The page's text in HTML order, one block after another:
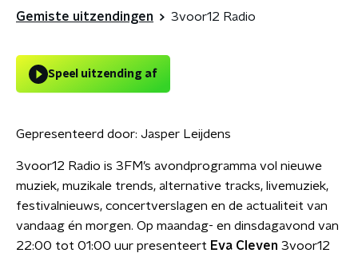
Gemiste uitzendingen 3voor12 Radio
Speel uitzending af
Gepresenteerd door: Jasper Leijdens
3voor12 Radio is 3FM’s avondprogramma vol nieuwe
muziek, muzikale trends, alternative tracks, livemuziek,
festivalnieuws, concertverslagen en de actualiteit van
vandaag én morgen. Op maandag- en dinsdagavond van
22:00 tot 01:00 uur presenteert Eva Cleven 3voor12